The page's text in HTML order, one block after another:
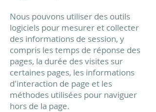
Nous pouvons utiliser des outils
logiciels pour mesurer et collecter
des informations de session, y
compris les temps de réponse des
pages, la durée des visites sur
certaines pages, les informations
d'interaction de page et les
méthodes utilisées pour naviguer
hors de la page.